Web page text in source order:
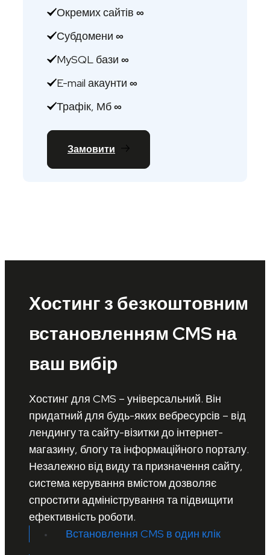
Окремих сайтів ∞
Субдомени ∞
MySQL бази ∞
E-mail акаунти ∞
Трафік, Мб∞
Замовити
Хостинг з безкоштовним
встановленням CMS на
ваш вибір
Хостинг для CMS – універсальний. Він
придатний для будь-яких вебресурсів – від
лендингу та сайту-візитки до інтернет-
магазину, блогу та інформаційного порталу.
Незалежно від виду та призначення сайту,
система керування вмістом дозволяє
спростити адміністрування та підвищити
ефективність роботи.
Встановлення CMS в один клік